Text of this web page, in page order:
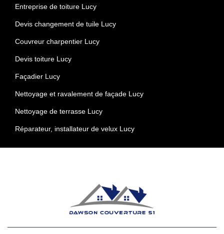
Entreprise de toiture Lucy
Devis changement de tuile Lucy
Couvreur charpentier Lucy
Devis toiture Lucy
Façadier Lucy
Nettoyage et ravalement de façade Lucy
Nettoyage de terrasse Lucy
Réparateur, installateur de velux Lucy